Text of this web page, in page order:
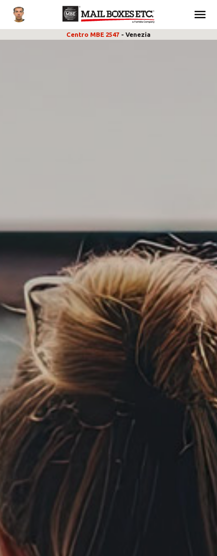
torna al sito MBE.it
Scegli un altro centro MBE
Traccia spedizione
Spedisci Online
Accedi
Contatti
Centro MBE 2547 - Venezia